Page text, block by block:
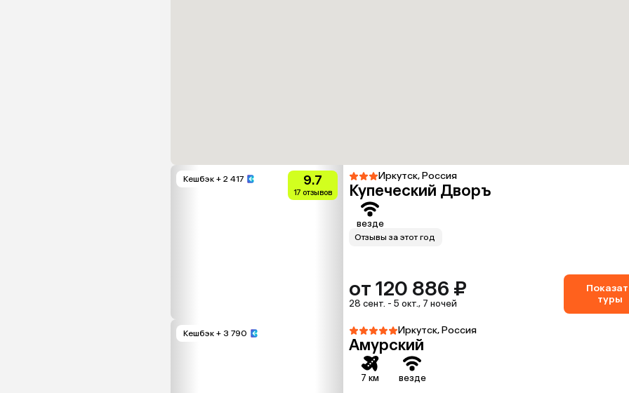
Кешбэк + 2 417 9.7
17 отзывов
Иркутск, Россия
Купеческий Дворъ
везде
Отзывы за этот год
от 120 886 ₽
28 сент. - 5 окт., 7 ночей
туры
Кешбэк + 3 790 Иркутск, Россия
Амурский
7 км везде